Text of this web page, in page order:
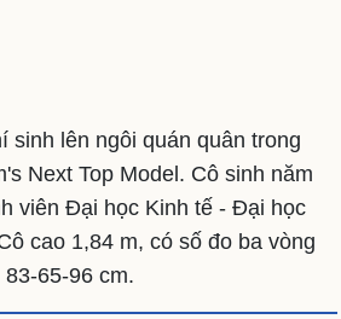
sinh lên ngôi quán quân trong
Next Top Model. Cô sinh năm
viên Đại học Kinh tế - Đại học
cao 1,84 m, có số đo ba vòng
83-65-96 cm.